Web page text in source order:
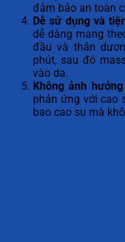
đảm bảo an toàn
Dễ sử dụng và
dễ dàng mang
đầu và thân
phút, sau đó
vào da.
Không ảnh
phản ứng với cao
bao cao su mà